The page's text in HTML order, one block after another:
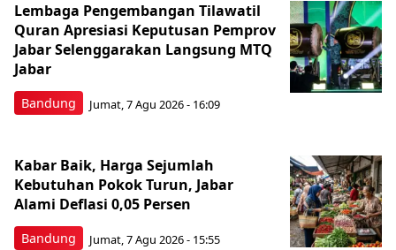
Bandung
Lembaga Pengembangan Tilawatil
Quran Apresiasi Keputusan Pemprov
Jabar Selenggarakan Langsung MTQ
Jabar
Jumat, 7 Agu 2026 - 16:09
Bandung
Kabar Baik, Harga Sejumlah
Kebutuhan Pokok Turun, Jabar
Alami Deflasi 0,05 Persen
Jumat, 7 Agu 2026 - 15:55